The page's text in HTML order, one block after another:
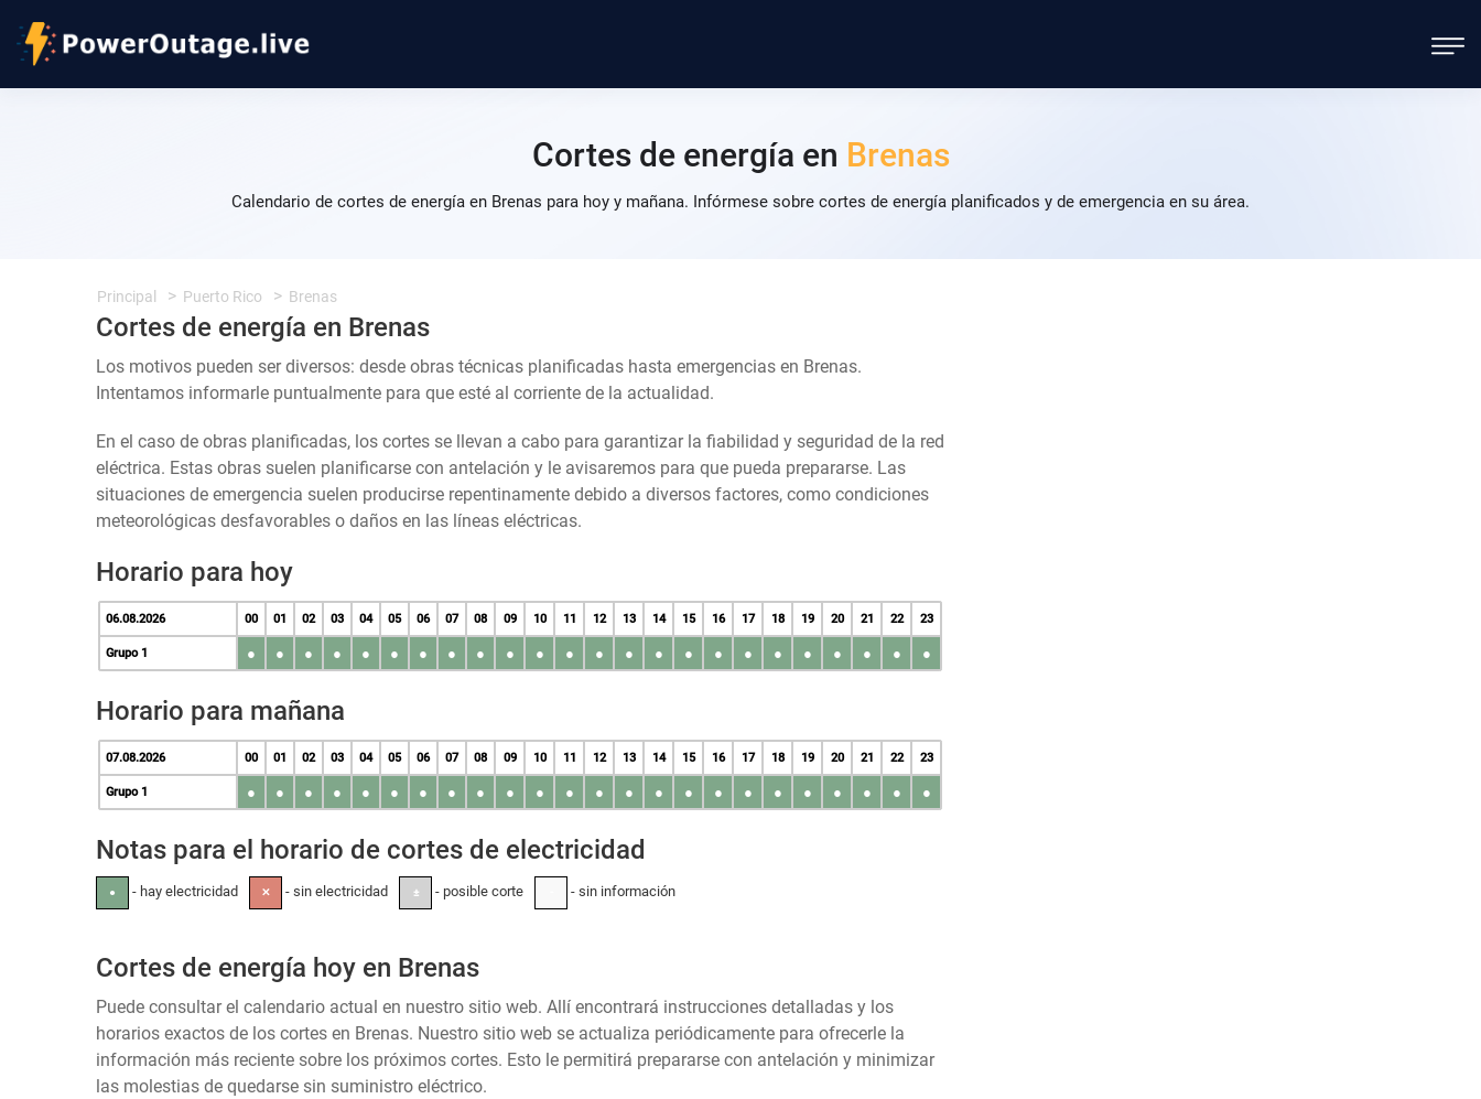
Cortes de energía en Brenas
Calendario de cortes de energía en Brenas para hoy y mañana. Infórmese sobre cortes de energía planificados y de emergencia en su área.
Principal Puerto Rico Brenas
Cortes de energía en Brenas
Los motivos pueden ser diversos: desde obras técnicas planificadas hasta emergencias en Brenas.
Intentamos informarle puntualmente para que esté al corriente de la actualidad.
En el caso de obras planificadas, los cortes se llevan a cabo para garantizar la fiabilidad y seguridad de la red
eléctrica. Estas obras suelen planificarse con antelación y le avisaremos para que pueda prepararse. Las
situaciones de emergencia suelen producirse repentinamente debido a diversos factores, como condiciones
meteorológicas desfavorables o daños en las líneas eléctricas.
Horario para hoy
06.08.2026 00 01 02 03 04 05 06 07 08 09 10 11 12 13 14 15 16 17 18 19 20 21 22 23
Grupo 1 ● ● ● ● ● ● ● ● ● ● ● ● ● ● ● ● ● ● ● ● ● ● ● ●
Horario para mañana
07.08.2026 00 01 02 03 04 05 06 07 08 09 10 11 12 13 14 15 16 17 18 19 20 21 22 23
Grupo 1 ● ● ● ● ● ● ● ● ● ● ● ● ● ● ● ● ● ● ● ● ● ● ● ●
Notas para el horario de cortes de electricidad
● - hay electricidad ✕ - sin electricidad ± - posible corte - sin información
Cortes de energía hoy en Brenas
Puede consultar el calendario actual en nuestro sitio web. Allí encontrará instrucciones detalladas y los
horarios exactos de los cortes en Brenas. Nuestro sitio web se actualiza periódicamente para ofrecerle la
información más reciente sobre los próximos cortes. Esto le permitirá prepararse con antelación y minimizar
las molestias de quedarse sin suministro eléctrico.